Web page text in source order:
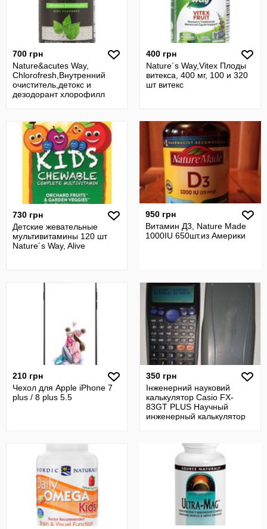
700 грн
Nature&acutes Way,
Chlorofresh,Внутренний
очиститель,детокс и
дезодорант хлорофилл
400 грн
Nature´s Way,Vitex Плоды
витекса, 400 мг, 100 и 320
шт витекс
730 грн
Детские жевательные
мультивитамины 120 шт
Nature´s Way, Alive
950 грн
Витамин Д3, Nature Made
1000IU 650шт.из Америки
210 грн
Чехол для Apple iPhone 7
plus / 8 plus 5.5
350 грн
Інженерний науковий
калькулятор Casio FX-
83GT PLUS Научный
инженерный калькулятор